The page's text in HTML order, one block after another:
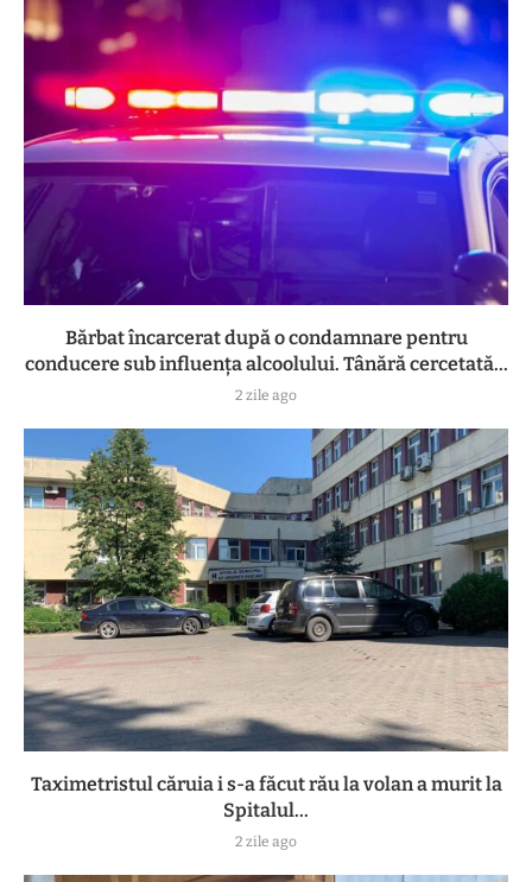
Bărbat încarcerat după o condamnare pentru
conducere sub influența alcoolului. Tânără cercetată...
2 zile ago
Taximetristul căruia i s-a făcut rău la volan a murit la
Spitalul...
2 zile ago